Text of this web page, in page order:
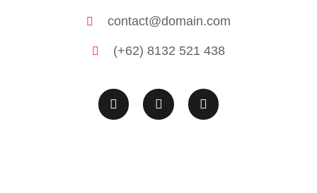
contact@domain.com
(+62) 8132 521 438